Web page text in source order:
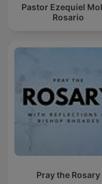
Pastor Ezequiel
Rosario
Pray the Rosary